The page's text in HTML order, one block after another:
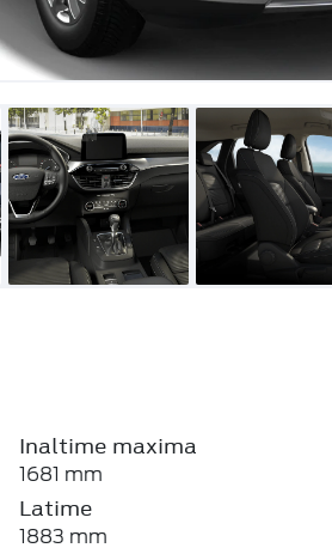
Inaltime maxima
1681 mm
Latime
1883 mm